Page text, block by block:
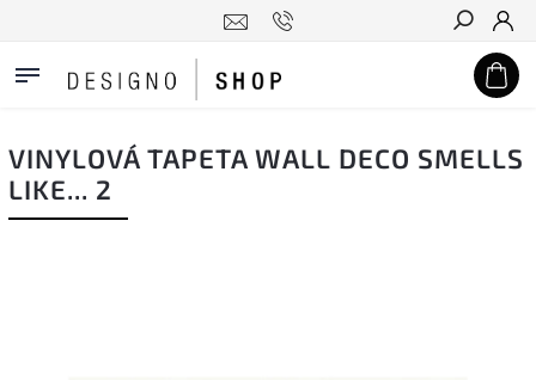
Hledat
VINYLOVÁ TAPETA WALL DECO SMELLS
LIKE... 2